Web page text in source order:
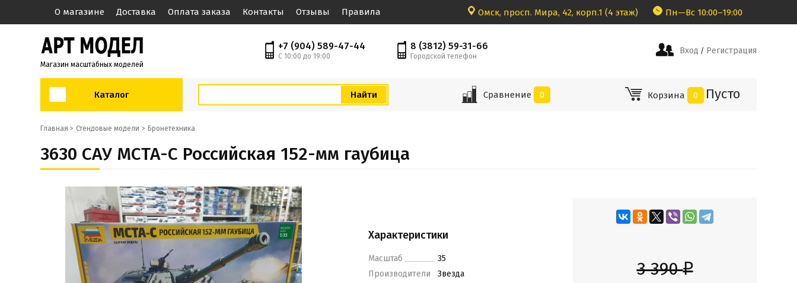
О магазине Доставка Оплата заказа Контакты Отзывы Правила Омск, просп. Мира, 42, корп.1 (4 этаж) Пн—Вс 10:00–19:00
Магазин масштабных моделей
+7 (904) 589-47-44
С 10:00 до 19:00
8 (3812) 59-31-66
Городской телефон
Вход / Регистрация
Каталог Сравнение 0 Корзина 0 Пусто
Главная > Стендовые модели Бронетехника
3630 САУ МСТА-С Российская 152-мм гаубица
Характеристики
Масштаб
35
Производители
Звезда 3 390₽